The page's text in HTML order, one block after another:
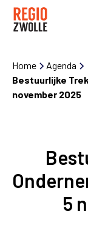
Home
Agenda
Bestuurlijke
november 2025
5